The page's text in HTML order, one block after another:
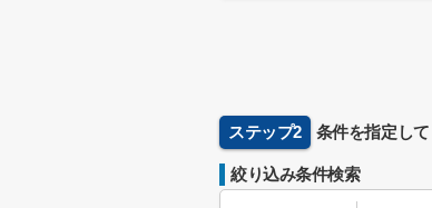
ステップ2 条件を指定し
絞り込み条件検索